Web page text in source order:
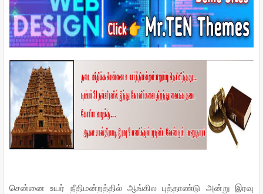
o
o
k
e
r
r
e
s
t
A
p
p
சென்னை உயர் நீதிமன்றத்தில் ஆங்கில புத்தாண்டு அன்று இரவு